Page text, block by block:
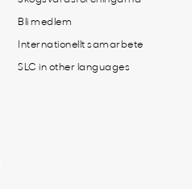
Bli medlem
Internationellt samarbete
SLC in other languages